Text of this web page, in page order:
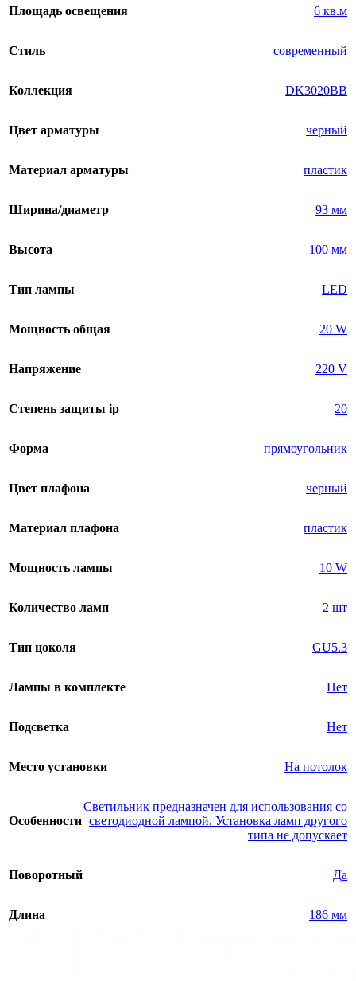
Площадь освещения 6 кв.м
Стиль современный
Коллекция DK3020BВ
Цвет арматуры черный
Материал арматуры пластик
Ширина/диаметр 93 мм
Высота 100 мм
Тип лампы LED
Мощность общая 20 W
Напряжение 220 V
Степень защиты ip 20
Форма прямоугольник
Цвет плафона черный
Материал плафона пластик
Мощность лампы 10 W
Количество ламп 2 шт
Тип цоколя GU5.3
Лампы в комплекте Нет
Подсветка Нет
Место установки На потолок
Особенности
Светильник предназначен для использования со
светодиодной лампой. Установка ламп другого
типа не допускает
Поворотный Да
Длина 186 мм